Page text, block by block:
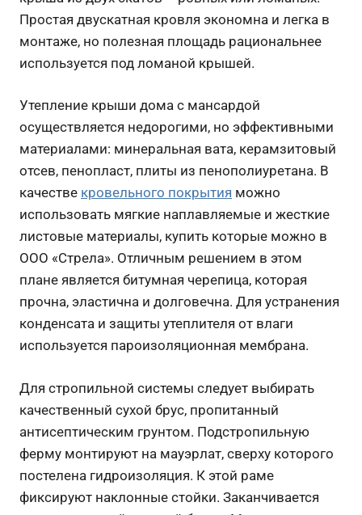
Простая двускатная кровля экономна и легка в
монтаже, но полезная площадь рациональнее
используется под ломаной крышей.
Утепление крыши дома с мансардой
осуществляется недорогими, но эффективными
материалами: минеральная вата, керамзитовый
отсев, пенопласт, плиты из пенополиуретана. В
качестве кровельного покрытия можно
использовать мягкие наплавляемые и жесткие
листовые материалы, купить которые можно в
ООО «Стрела». Отличным решением в этом
плане является битумная черепица, которая
прочна, эластична и долговечна. Для устранения
конденсата и защиты утеплителя от влаги
используется пароизоляционная мембрана.
Для стропильной системы следует выбирать
качественный сухой брус, пропитанный
антисептическим грунтом. Подстропильную
ферму монтируют на мауэрлат, сверху которого
постелена гидроизоляция. К этой раме
фиксируют наклонные стойки. Заканчивается